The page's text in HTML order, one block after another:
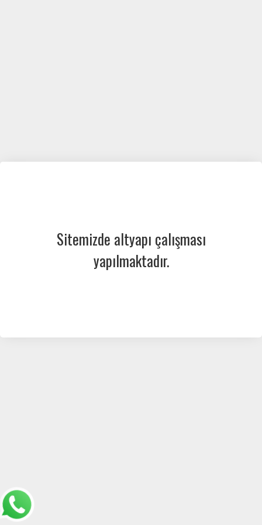
Sitemizde altyapı çalışması
yapılmaktadır.